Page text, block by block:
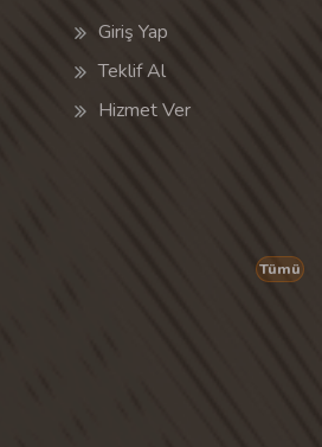
Giriş Yap
Teklif Al
Hizmet Ver
Tümü